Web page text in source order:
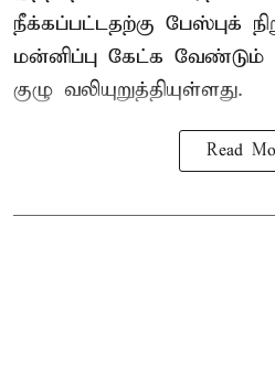
நீக்கப்பட்டதற்கு பேஸ்புக்
மன்னிப்பு கேட்க
குழு வலியுறுத்தியுள்ளது.
Read